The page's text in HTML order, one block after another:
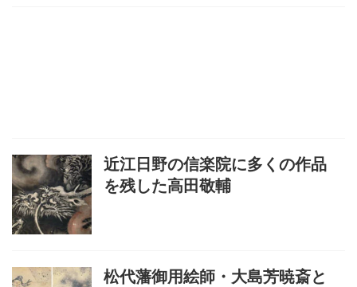
近江日野の信楽院に多くの作品
を残した高田敬輔
松代藩御用絵師・大島芳暁斎と